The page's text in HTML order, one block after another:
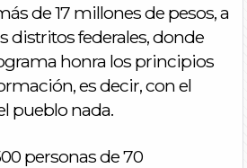
de 17 millones de pesos, a
distritos federales, donde
honra los principios
es decir, con el
pueblo nada.
personas de 70